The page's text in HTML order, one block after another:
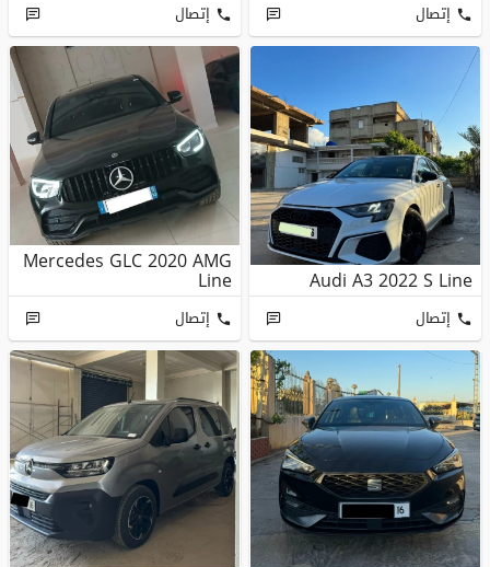
إتصال إتصال
Audi A3 2022 S Line
إتصال
Mercedes GLC 2020 AMG
Line
إتصال